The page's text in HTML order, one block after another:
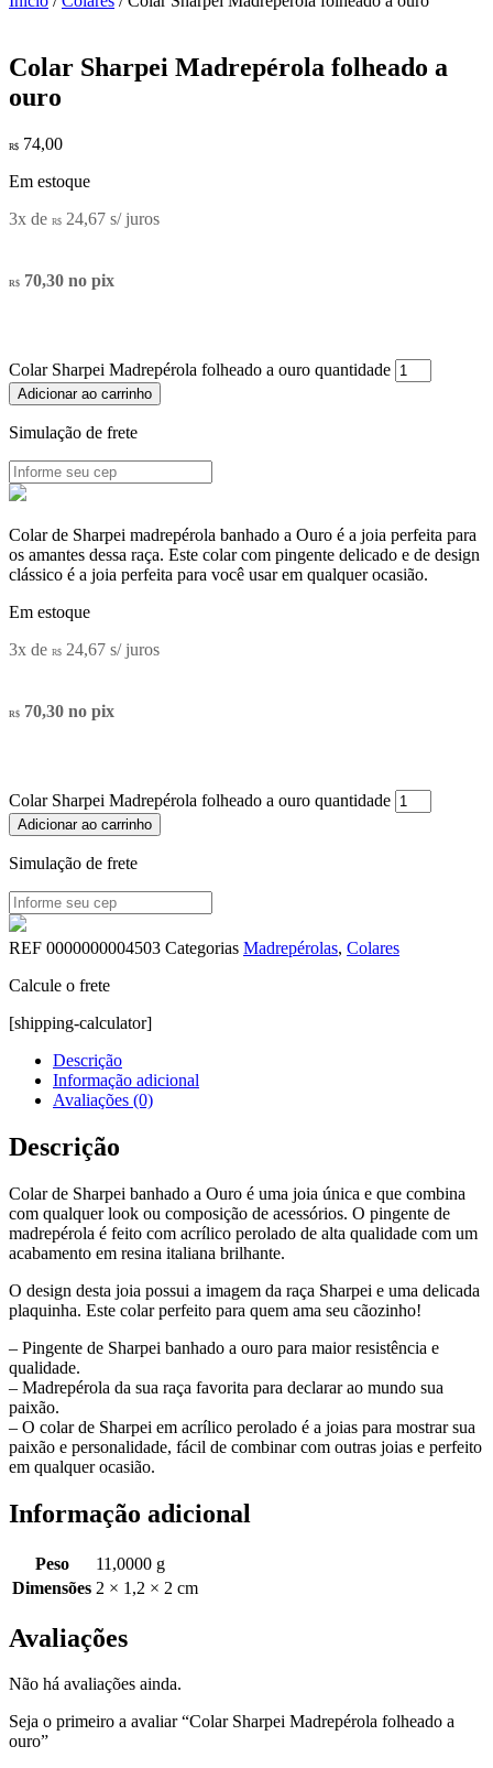
Colar Sharpei Madrepérola folheado a
ouro
R$ 74,00
Em estoque
3x de R$ 24,67 s/ juros
R$ 70,30 no pix
Colar Sharpei Madrepérola folheado a ouro quantidade
Adicionar ao carrinho
Simulação de frete
Colar de Sharpei madrepérola banhado a Ouro é a joia perfeita para
os amantes dessa raça. Este colar com pingente delicado e de design
clássico é a joia perfeita para você usar em qualquer ocasião.
Em estoque
3x de R$ 24,67 s/ juros
R$ 70,30 no pix
Colar Sharpei Madrepérola folheado a ouro quantidade
Adicionar ao carrinho
Simulação de frete
REF 0000000004503 Categorias Madrepérolas, Colares
Calcule o frete
[shipping-calculator]
Descrição
Informação adicional
Avaliações (0)
Descrição
Colar de Sharpei banhado a Ouro é uma joia única e que combina
com qualquer look ou composição de acessórios. O pingente de
madrepérola é feito com acrílico perolado de alta qualidade com um
acabamento em resina italiana brilhante.
O design desta joia possui a imagem da raça Sharpei e uma delicada
plaquinha. Este colar perfeito para quem ama seu cãozinho!
– Pingente de Sharpei banhado a ouro para maior resistência e
qualidade.
– Madrepérola da sua raça favorita para declarar ao mundo sua
paixão.
– O colar de Sharpei em acrílico perolado é a joias para mostrar sua
paixão e personalidade, fácil de combinar com outras joias e perfeito
em qualquer ocasião.
Informação adicional
Peso
11,0000 g
Dimensões 2 × 1,2 × 2 cm
Avaliações
Não há avaliações ainda.
Seja o primeiro a avaliar “Colar Sharpei Madrepérola folheado a
ouro”